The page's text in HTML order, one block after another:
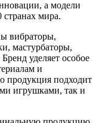
а модели
мира.
вибраторы,
мастурбаторы,
уделяет особое
и
продукция подходит
игрушками, так и